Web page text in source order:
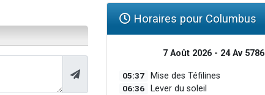
Horaires pour Columbus
7 Août 2026 - 24 Av 5786
05:37 Mise des Téfilines
06:36 Lever du soleil